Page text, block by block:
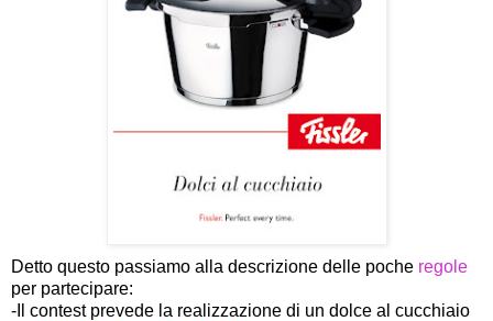
Detto questo passiamo alla descrizione delle poche regole
per partecipare:
- Il contest prevede la realizzazione di un dolce al cucchiaio